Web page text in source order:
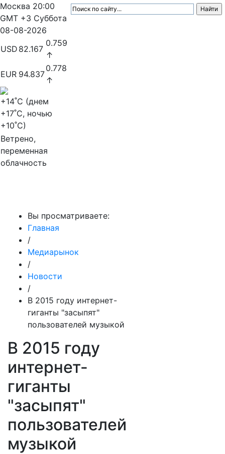
Москва 20:00
GMT +3 Суббота
08-08-2026
USD 82.167
0.759
↑
EUR 94.837
0.778
↑
+14˚C (днем
+17˚C, ночью
+10˚C)
Ветрено,
переменная
облачность
Вы просматриваете:
Главная
/
Медиарынок
/
Новости
/
В 2015 году интернет-
гиганты "засыпят"
пользователей музыкой
В 2015 году
интернет-
гиганты
"засыпят"
пользователей
музыкой